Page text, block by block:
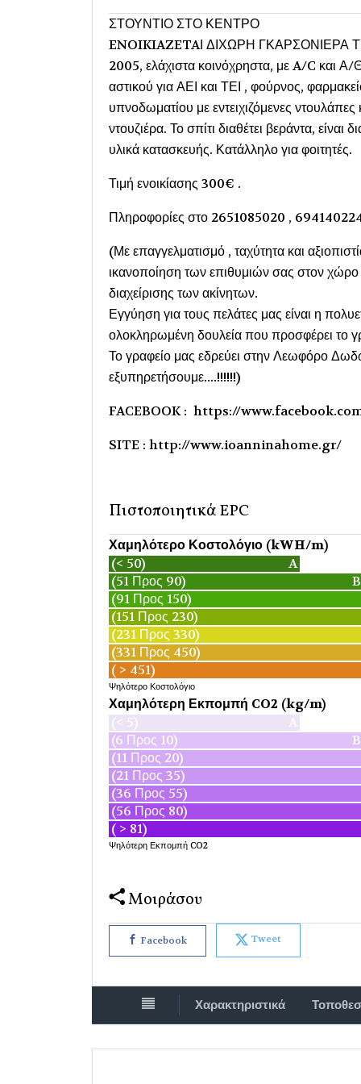
ΣΤΟΥΝΤΙΟ ΣΤΟ ΚΕΝΤΡΟ
ENOIKIAZETAΙ ΔΙΧΩΡΗ ΓΚΑΡΣΟΝΙΕΡΑ
2005, ελάχιστα κοινόχρηστα, με A/C και
αστικού για ΑΕΙ και ΤΕΙ , φούρνος,
υπνοδωματίου με εντειχιζόμενες
ντουζιέρα. Το σπίτι διαθέτει βεράντα,
υλικά κατασκευής. Κατάλληλο για φοιτητές.
Τιμή ενοικίασης 300€ .
Πληροφορίες στο 2651085020 ,
(Με επαγγελματισμό , ταχύτητα και
ικανοποίηση των επιθυμιών σας στον χώρο
διαχείρισης των ακίνητων.
Εγγύηση για τους πελάτες μας είναι η
ολοκληρωμένη δουλεία που προσφέρει το
Το γραφείο μας εδρεύει στην Λεωφόρο
εξυπηρετήσουμε....!!!!!!)
FACEBOOK : https://
SITE : http://www.ioanninahome.gr/
Πιστοποιητικά EPC
Χαμηλότερο Κοστολόγιο (kWH/m)
(< 50)
A
(51 Προς 90)
B
(91 Προς 150)
(151 Προς 230)
(231 Προς 330)
(331 Προς 450)
( > 451)
Ψηλότερο Κοστολόγιο
Χαμηλότερη Εκπομπή CO2 (kg/m)
(< 5)
A
(6 Προς 10)
B
(11 Προς 20)
(21 Προς 35)
(36 Προς 55)
(56 Προς 80)
( > 81)
Ψηλότερη Εκπομπή CO2
Μοιράσου
Facebook Tweet
Χαρακτηριστικά